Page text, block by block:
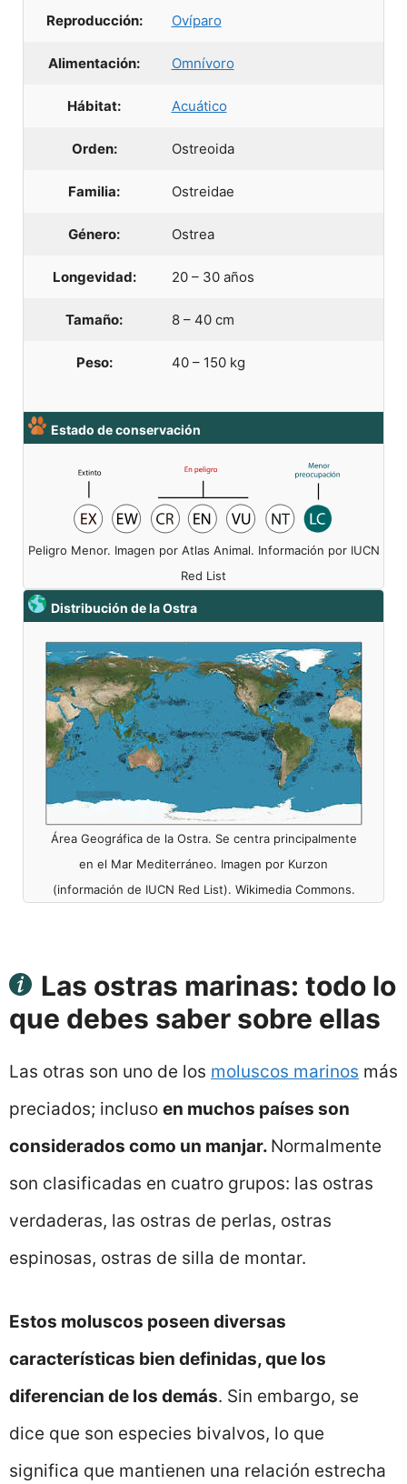
Reproducción: Ovíparo
Alimentación: Omnívoro
Hábitat: Acuático
Orden: Ostreoida
Familia: Ostreidae
Género: Ostrea
Longevidad: 20 – 30 años
Tamaño: 8 – 40 cm
Peso: 40 – 150 kg
Estado de conservación
Peligro Menor. Imagen por Atlas Animal. Información por IUCN
Red List
Distribución de la Ostra
Área Geográfica de la Ostra. Se centra principalmente
en el Mar Mediterráneo. Imagen por Kurzon
(información de IUCN Red List). Wikimedia Commons.
Las ostras marinas: todo lo
que debes saber sobre ellas
Las otras son uno de los moluscos marinos más
preciados; incluso en muchos países son
considerados como un manjar. Normalmente
son clasificadas en cuatro grupos: las ostras
verdaderas, las ostras de perlas, ostras
espinosas, ostras de silla de montar.
Estos moluscos poseen diversas
características bien definidas, que los
diferencian de los demás. Sin embargo, se
dice que son especies bivalvos, lo que
significa que mantienen una relación estrecha